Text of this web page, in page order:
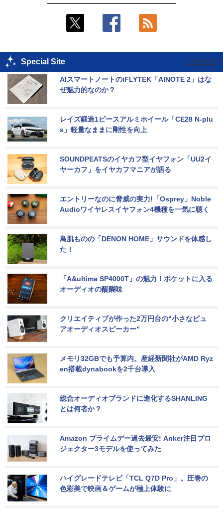
Special Site
AIスマートノートのiFLYTEK「AINOTE 2」はな
ぜ魅力的なのか？
レイズ鍛造1ピースアルミホイール「CE28 N-plu
s」軽量なままに剛性を向上
SOUNDPEATSのイヤカフ型イヤフォン「UU2イ
ヤーカフ」をイヤカフマニアが語る
エントリーなのに脅威の実力!「Osprey」Noble
Audioワイヤレスイヤフォン4機種を一気に聴く
鳥肌ものの「DENON HOME」サウンドを体感し
た！
「A&ultima SP4000T」の魅力！ポケットに入る
オーディオの醍醐味
クリエイティブが作った2万円台の“小さなピュ
アオーディオスピーカー”
メモリ32GBでも予算内。産経新聞社がAMD Ryz
en搭載dynabookを2千台導入
総合オーディオブランドに進化するSHANLING
とは何者か？
Amazon プライムデー過去最安! Anker注目プロ
ジェクター3モデルを使ってみた
ハイグレードテレビ「TCL Q7D Pro」。圧巻の
色彩美で映画＆ゲームが極上体験に